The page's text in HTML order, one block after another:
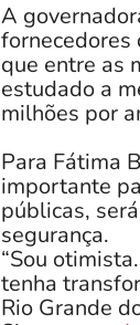
A
fornecedores
que entre as
estudado a
milhões por
Para Fátima
importante
públicas,
segurança.
“Sou
tenha
Rio Grande